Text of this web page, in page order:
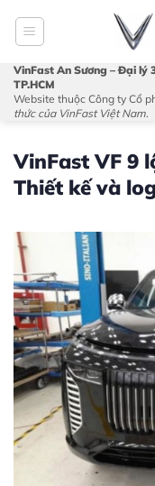
qua
dung
VinFast An Sương – Đại lý
TP.HCM
Website thuộc Công ty Cổ
thức của VinFast Việt Nam.
VinFast VF 9
Thiết kế và